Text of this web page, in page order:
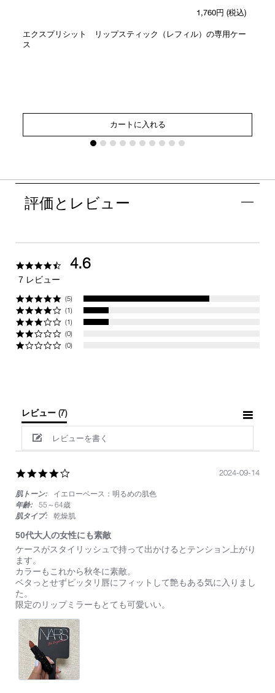
1,760円 (税込)
エクスプリシット リップスティック（レフィル）の専用ケー
ス
カートに入れる
評価とレビュー
4.64.6
7 レビュー
(5)
(1)
(1)
(0)
(0)
レビュー (7)
レビューを書く
rating
肌トーン:
イエローベース：明るめの肌色
年齢:
55～64歳
肌タイプ:
乾燥肌
50代大人の女性にも素敵
Review
by
on
14
Sep
2024
review
stating
50
代
大
人
の
女
性
に
も
素
敵
ケースがスタイリッシュで持って出かけるとテンション上がり
ます。
カラーもこれから秋冬に素敵。
ベタっとせずピッタリ唇にフィットして艶もある気に入りまし
た。
限定のリップミラーもとても可愛いい。
2024-09-14